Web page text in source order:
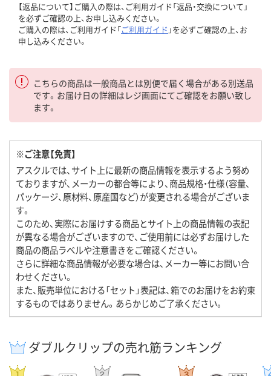
【返品について】ご購入の際は、ご利用ガイド「返品・交換について」
を必ずご確認の上、お申し込みください。
ご購入の際は、ご利用ガイド「ご利用ガイド 」を必ずご確認の上、お
申し込みください。
こちらの商品は一般商品とは別便で届く場合がある別送品
です。お届け日の詳細はレジ画面にてご確認をお願い致し
ます。
※ご注意【免責】
アスクルでは、サイト上に最新の商品情報を表示するよう努め
ておりますが、メーカーの都合等により、商品規格・仕様（容量、
パッケージ、原材料、原産国など）が変更される場合がございま
す。
このため、実際にお届けする商品とサイト上の商品情報の表記
が異なる場合がございますので、ご使用前には必ずお届けした
商品の商品ラベルや注意書きをご確認ください。
さらに詳細な商品情報が必要な場合は、メーカー等にお問い合
わせください。
また、販売単位における「セット」表記は、箱でのお届けをお約束
するものではありません。あらかじめご了承ください。
ダブルクリップの売れ筋ランキング